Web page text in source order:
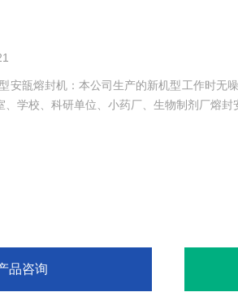
安瓿熔封机：本公司生产的新机型工作时无
学校、科研单位、小药厂、生物制剂厂熔封
品咨询